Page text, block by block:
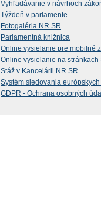
Vyhľadávanie v návrhoch
Týždeň v parlamente
Fotogaléria NR SR
Parlamentná knižnica
Online vysielanie pre mobilné
Online vysielanie na stránkach
Stáž v Kancelárii NR SR
Systém sledovania
GDPR - Ochrana osobných